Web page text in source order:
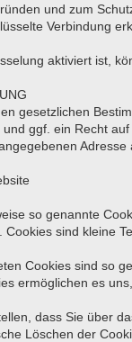
und zum
Verbindung
aktiviert ist,
gesetzlichen
ggf. ein Recht
Adresse
so genannte
sind kleine
Cookies sind so
ermöglichen es
dass Sie über
Löschen der